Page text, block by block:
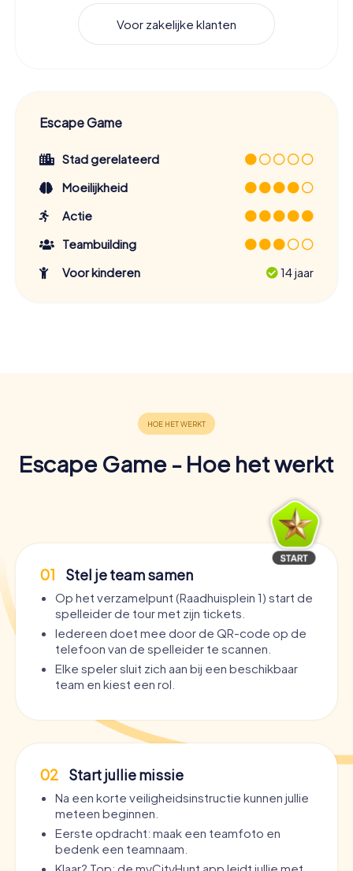
Voor zakelijke klanten
Escape Game
Stad gerelateerd
Moeilijkheid
Actie
Teambuilding
Voor kinderen
14 jaar
Escape Game - Hoe het werkt
01 Stel je team samen
Op het verzamelpunt (Raadhuisplein 1) start de
spelleider de tour met zijn tickets.
Iedereen doet mee door de QR-code op de
telefoon van de spelleider te scannen.
Elke speler sluit zich aan bij een beschikbaar
team en kiest een rol.
02 Start jullie missie
Na een korte veiligheidsinstructie kunnen jullie
meteen beginnen.
Eerste opdracht: maak een teamfoto en
bedenk een teamnaam.